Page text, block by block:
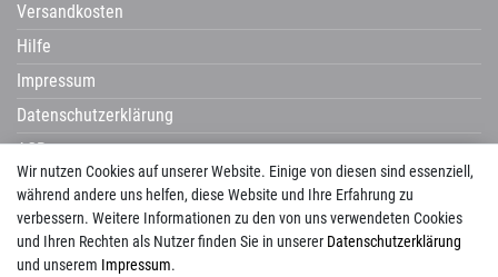
Wir nutzen Cookies auf unserer Website. Einige von diesen sind essenziell,
während andere uns helfen, diese Website und Ihre Erfahrung zu
verbessern. Weitere Informationen zu den von uns verwendeten Cookies
und Ihren Rechten als Nutzer finden Sie in unserer Daten­schutz­erklärung
und unserem Impressum.
Versandkosten
Hilfe
Impressum
Datenschutzerklärung
AGB
Widerrufsrecht